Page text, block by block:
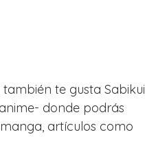
te gusta Sabikui
donde podrás
artículos como